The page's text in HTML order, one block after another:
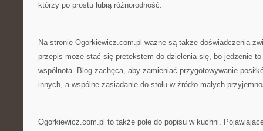
którzy po prostu lubią różnorodność.
Na stronie Ogorkiewicz.com.pl ważne są także doświadczenia
przepis może stać się pretekstem do dzielenia się, bo jedzenie
wspólnota. Blog zachęca, aby zamieniać przygotowywanie
innych, a wspólne zasiadanie do stołu w źródło małych
Ogorkiewicz.com.pl to także pole do popisu w kuchni.